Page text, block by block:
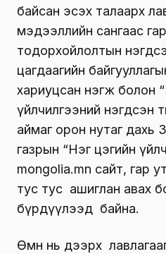
байсан эсэх талаарх
мэдээллийн сангаас
тодорхойлолтын
цагдаагийн
хариуцсан нэгж болон
үйлчилгээний нэгдсэн
аймаг орон нутаг дахь
газрын “Нэг цэгийн
mongolia.mn сайт, гар
тус тус ашиглан авах
бүрдүүлээд байна.
Өмнө нь дээрх лавлагааг